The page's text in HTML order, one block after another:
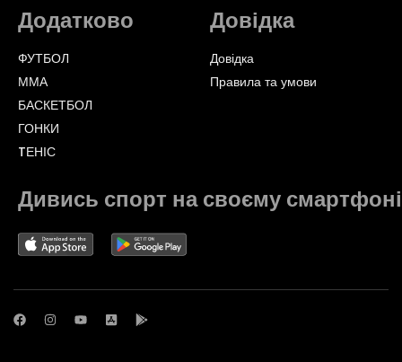
Додатково
ФУТБОЛ
ММА
БАСКЕТБОЛ
ГОНКИ
TЕНІС
Довідка
Довідка
Правила та умови
Дивись спорт на своєму смартфоні